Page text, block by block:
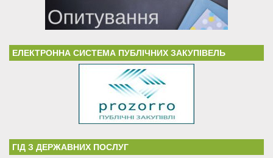
ЕЛЕКТРОННА СИСТЕМА ПУБЛІЧНИХ ЗАКУПІВЕЛЬ
ГІД З ДЕРЖАВНИХ ПОСЛУГ